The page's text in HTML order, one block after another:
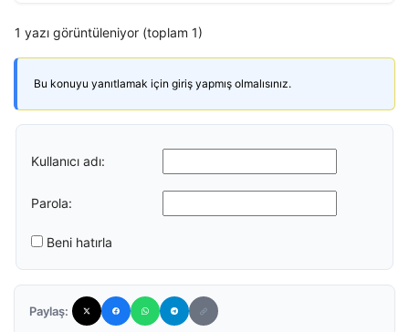
1 yazı görüntüleniyor (toplam 1)
Bu konuyu yanıtlamak için giriş yapmış olmalısınız.
Kullanıcı adı:
Parola:
Beni hatırla
Paylaş: